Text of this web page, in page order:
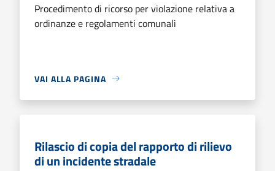
Procedimento di ricorso per violazione relativa a
ordinanze e regolamenti comunali
VAI ALLA PAGINA
Rilascio di copia del rapporto di rilievo
di un incidente stradale